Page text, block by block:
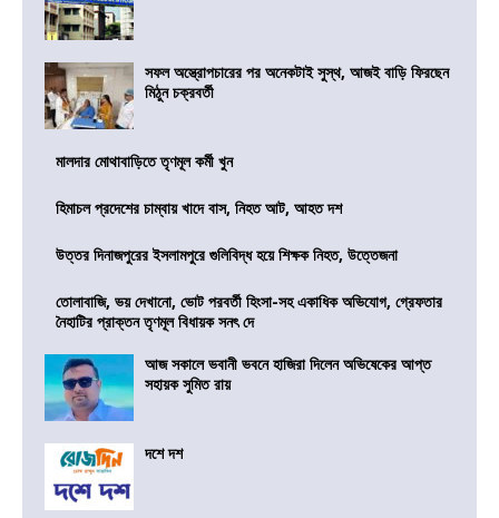
সফল অস্ত্রোপচারের পর অনেকটাই সুস্থ, আজই বাড়ি ফিরছেন
মিঠুন চক্রবর্তী
মালদার মোথাবাড়িতে তৃণমূল কর্মী খুন
হিমাচল প্রদেশের চাম্বায় খাদে বাস, নিহত আট, আহত দশ
উত্তর দিনাজপুরের ইসলামপুরে গুলিবিদ্ধ হয়ে শিক্ষক নিহত, উত্তেজনা
তোলাবাজি, ভয় দেখানো, ভোট পরবর্তী হিংসা-সহ একাধিক অভিযোগ, গ্রেফতার
নৈহাটির প্রাক্তন তৃণমূল বিধায়ক সনৎ দে
আজ সকালে ভবানী ভবনে হাজিরা দিলেন অভিষেকের আপ্ত
সহায়ক সুমিত রায়
দশে দশ